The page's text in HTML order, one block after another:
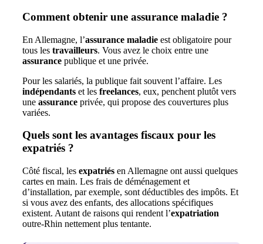
Comment obtenir une assurance maladie ?
En Allemagne, l’assurance maladie est obligatoire pour
tous les travailleurs. Vous avez le choix entre une
assurance publique et une privée.
Pour les salariés, la publique fait souvent l’affaire. Les
indépendants et les freelances, eux, penchent plutôt vers
une assurance privée, qui propose des couvertures plus
variées.
Quels sont les avantages fiscaux pour les
expatriés ?
Côté fiscal, les expatriés en Allemagne ont aussi quelques
cartes en main. Les frais de déménagement et
d’installation, par exemple, sont déductibles des impôts. Et
si vous avez des enfants, des allocations spécifiques
existent. Autant de raisons qui rendent l’expatriation
outre-Rhin nettement plus tentante.